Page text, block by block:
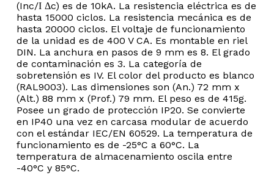
No hay productos en el
carrito.
Go To Shop
(Inc/Ι Δc) es de 10kA. La resistencia eléctrica es de
hasta 15000 ciclos. La resistencia mecánica es de
hasta 20000 ciclos. El voltaje de funcionamiento
de la unidad es de 400 V CA. Es montable en riel
DIN. La anchura en pasos de 9 mm es 8. El grado
de contaminación es 3. La categoría de
sobretensión es IV. El color del producto es blanco
(RAL9003). Las dimensiones son (An.) 72 mm x
(Alt.) 88 mm x (Prof.) 79 mm. El peso es de 415g.
Posee un grado de protección IP20. Se convierte
en IP40 una vez en carcasa modular de acuerdo
con el estándar IEC/EN 60529. La temperatura de
funcionamiento es de -25°C a 60°C. La
temperatura de almacenamiento oscila entre
-40°C y 85°C.